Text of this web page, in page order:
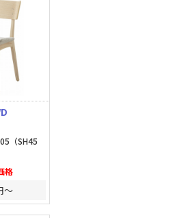
（SH45
格
～